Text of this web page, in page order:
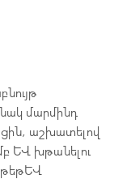
մարմինդ
աշխատելով
և խթանելու
թեթև